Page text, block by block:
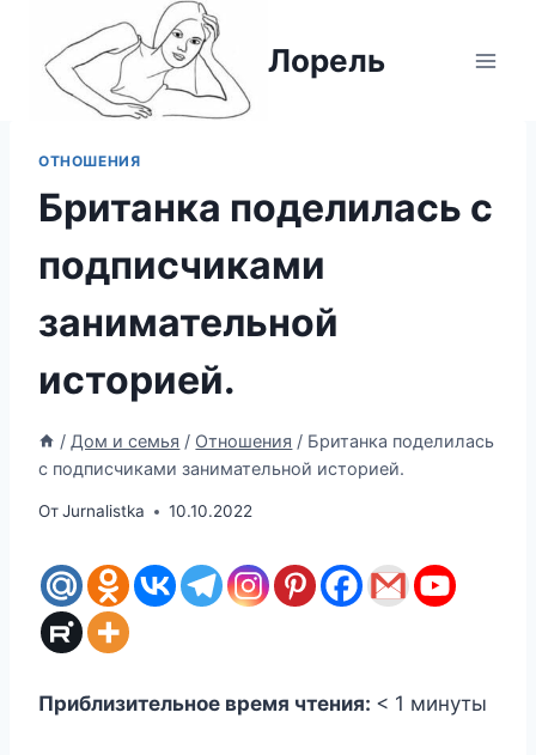
содержимому
Лорель
ОТНОШЕНИЯ
Британка поделилась с
подписчиками
занимательной
историей.
/ Дом и семья / Отношения / Британка поделилась
с подписчиками занимательной историей.
ОтJurnalistka 10.10.2022
Приблизительное время чтения: < 1 минуты